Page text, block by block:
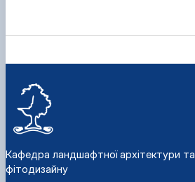
Кафедра ландшафтної архітектури та
фітодизайну